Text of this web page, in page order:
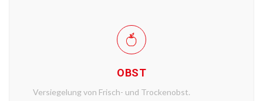
OBST
Versiegelung von Frisch- und Trockenobst.